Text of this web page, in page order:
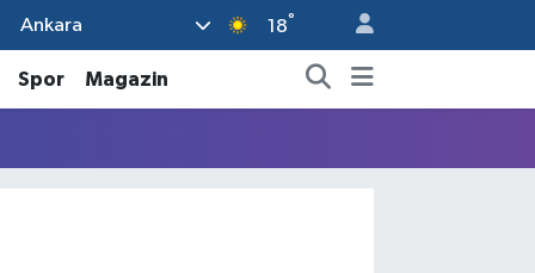
Ankara 18°
Spor Magazin